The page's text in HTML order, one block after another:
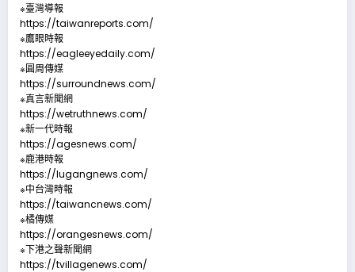
※臺灣導報
https://taiwanreports.com/
※鷹眼時報
https://eagleeyedaily.com/
※圓周傳媒
https://surroundnews.com/
※真言新聞網
https://wetruthnews.com/
※新一代時報
https://agesnews.com/
※鹿港時報
https://lugangnews.com/
※中台灣時報
https://taiwancnews.com/
※橘傳媒
https://orangesnews.com/
※下港之聲新聞網
https://tvillagenews.com/